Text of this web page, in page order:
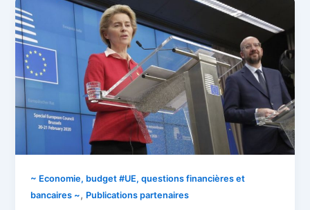
~ Economie, budget #UE, questions financières et
bancaires ~, Publications partenaires